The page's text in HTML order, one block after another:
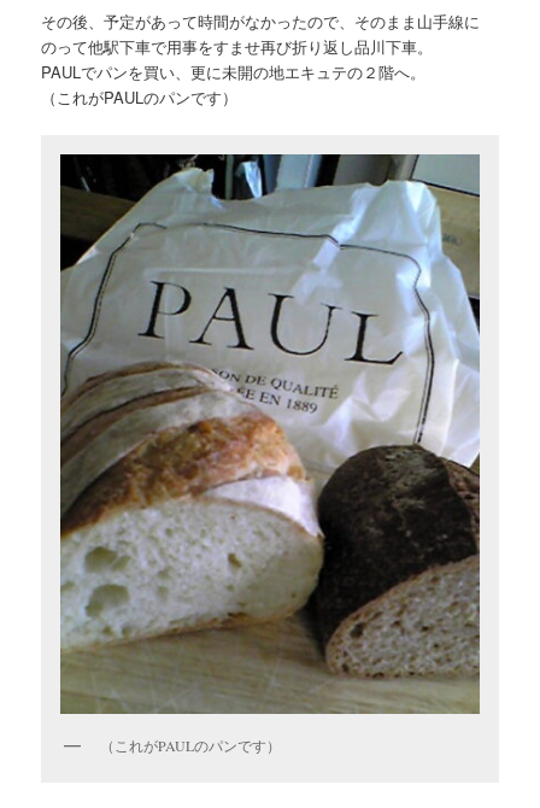
その後、予定があって時間がなかったので、そのまま山手線に
のって他駅下車で用事をすませ再び折り返し品川下車。
PAULでパンを買い、更に未開の地エキュテの２階へ。
（これがPAULのパンです）
（これがPAULのパンです）